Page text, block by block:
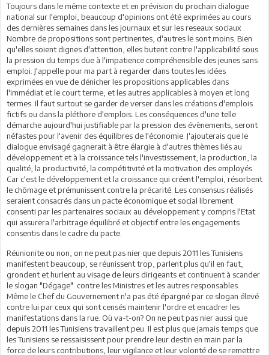
Toujours dans le même contexte et en prévision du prochain dialogue
national sur l'emploi, beaucoup d'opinions ont été exprimées au cours
des dernières semaines dans les journaux et sur les reseaux sociaux .
Nombre de propositions sont pertinentes, d'autres le sont moins. Bien
qu'elles soient dignes d'attention, elles butent contre l'applicabilité sous
la pression du temps due à l'impatience compréhensible des jeunes sans
emploi. J'appelle pour ma part à regarder dans toutes les idées
exprimées en vue de dénicher les propositions applicables dans
l'immédiat et le court terme, et les autres applicables à moyen et long
termes. Il faut surtout se garder de verser dans les créations d'emplois
fictifs ou dans la pléthore d'emplois. Les conséquences d'une telle
démarche aujourd'hui justifiable par la pression des évènements, seront
néfastes pour l'avenir des équilibres de l'économie. J'ajouterais que le
dialogue envisagé gagnerait à être élargie à d'autres thèmes liés au
développement et à la croissance tels l'investissement, la production, la
qualité, la productivité, la compétitivité et la motivation des employés.
Car c'est le développement et la croissance qui créent l'emploi, résorbent
le chômage et prémunissent contre la précarité. Les consensus réalisés
seraient consacrés dans un pacte économique et social librement
consenti par les partenaires sociaux au développement y compris l'Etat
qui assurera l'arbitrage équilibré et objectif entre les engagements
consentis dans le cadre du pacte.
Réunionite ou non, on ne peut pas nier que depuis 2011 les Tunisiens
manifestent beaucoup, se réunissent trop, parlent plus qu'il en faut,
grondent et hurlent au visage de leurs dirigeants et continuent à scander
le slogan "Dégage" contre les Ministres et les autres responsables.
Même le Chef du Gouvernement n'a pas été épargné par ce slogan élevé
contre lui par ceux qui sont censés maintenir l'ordre et encadrer les
manifestations dans la rue. Où va-t-on? On ne peut pas nier aussi que
depuis 2011 les Tunisiens travaillent peu. Il est plus que jamais temps que
les Tunisiens se ressaisissent pour prendre leur destin en main par la
force de leurs contributions, leur vigilance et leur volonté de se remettre